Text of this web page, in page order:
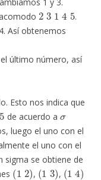
231 4
.
Así obtenemos
último número, así
Esto nos indica que
5
de acuerdo a
σ
luego el uno con el
el uno con el
sigma se obtiene de
(12)
,
(13)
,
(1 4)